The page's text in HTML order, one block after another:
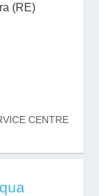
(RE)
CENTRE